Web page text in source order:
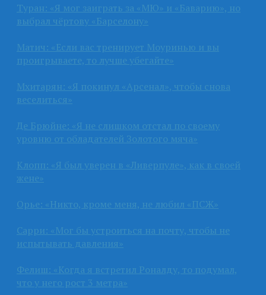
Туран: «Я мог заиграть за «МЮ» и «Баварию», но
выбрал чёртову «Барселону»
Матич: «Если вас тренирует Моуринью и вы
проигрываете, то лучше убегайте»
Мхитарян: «Я покинул «Арсенал», чтобы снова
веселиться»
Де Брюйне: «Я не слишком отстал по своему
уровню от обладателей Золотого мяча»
Клопп: «Я был уверен в «Ливерпуле», как в своей
жене»
Орье: «Никто, кроме меня, не любил «ПСЖ»
Сарри: «Мог бы устроиться на почту, чтобы не
испытывать давления»
Фелиш: «Когда я встретил Роналду, то подумал,
что у него рост 3 метра»